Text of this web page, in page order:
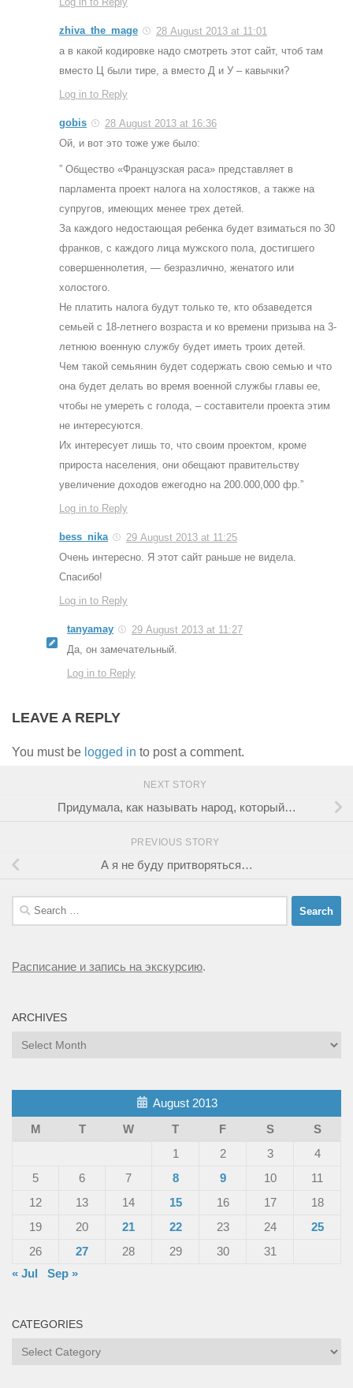
zhiva_the_mage
28 August 2013 at 11:01
а в какой кодировке надо смотреть этот сайт, чтоб там
вместо Ц были тире, а вместо Д и У – кавычки?
Log in to Reply
gobis
28 August 2013 at 16:36
Ой, и вот это тоже уже было:
” Общество «Французская раса» представляет в
парламента проект налога на холостяков, а также на
супругов, имеющих менее трех детей.
За каждого недостающая ребенка будет взиматься по 30
франков, с каждого лица мужского пола, достигшего
совершеннолетия, — безразлично, женатого или
холостого.
Не платить налога будут только те, кто обзаведется
семьей с 18-летнего возраста и ко времени призыва на 3-
летнюю военную службу будет иметь троих детей.
Чем такой семьянин будет содержать свою семью и что
она будет делать во время военной службы главы ее,
чтобы не умереть с голода, – составители проекта этим
не интересуются.
Их интересует лишь то, что своим проектом, кроме
прироста населения, они обещают правительству
увеличение доходов ежегодно на 200.000,000 фр.”
Log in to Reply
bess_nika
29 August 2013 at 11:25
Очень интересно. Я этот сайт раньше не видела.
Спасибо!
Log in to Reply
tanyamay
29 August 2013 at 11:27
Да, он замечательный.
Log in to Reply
LEAVE A REPLY
You must be logged in to post a comment.
NEXT STORY
Придумала, как называть народ, который…
PREVIOUS STORY
А я не буду притворяться…
Search
for:
Расписание и запись на экскурсию.
ARCHIVES
Archives
August 2013
M
T W T F S
S
1
2 3
4
5
6 7 8 9 10
11
12
13 14 15 16 17
18
19
20 21 22 23 24
25
26
27 28 29 30
31
« Jul
Sep »
CATEGORIES
Categories